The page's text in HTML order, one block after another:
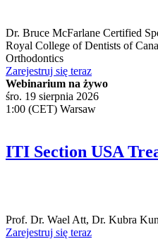
Dr. Bruce McFarlane Certified
Royal College of Dentists of
Orthodontics
Zarejestruj się teraz
Webinarium na żywo
śro. 19 sierpnia 2026
1:00 (CET) Warsaw
ITI Section USA
Prof. Dr. Wael Att, Dr. Kubra
Zarejestruj się teraz